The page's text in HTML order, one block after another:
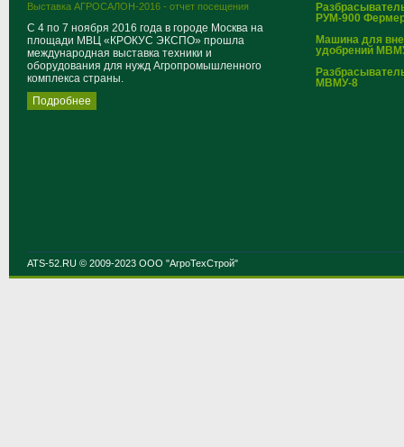
Выставка АГРОСАЛОН-2016 - отчет посещения
С 4 по 7 ноября 2016 года в городе Москва на
площади МВЦ «КРОКУС ЭКСПО» прошла
международная выставка техники и
оборудования для нужд Агропромышленного
комплекса страны.
Подробнее
РУМ-900
Машина для
удобрений
МВМУ-8
ATS-52.RU © 2009-2023 ООО "АгроТехСтрой"